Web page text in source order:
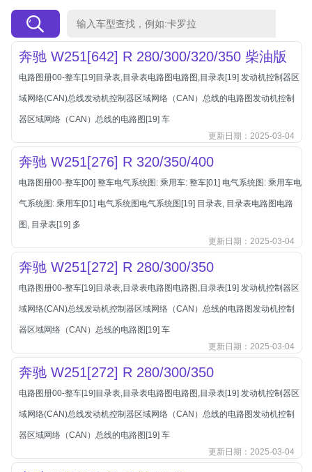
北汽制造
奔腾
奔腾
奔驰
宝沃
宝骏
宝骏
宾利
本田
本田-广州本田
本田-海外本田
标致
标致
标致-进口
奔驰 W251[642] R 280/300/320/350 柴油版
电路图册00-整车[19]目录表,目录表电路图电路图,目录表[19] 发动机控制器区
域网络(CAN)总线发动机控制器区域网络（CAN）总线的电路图发动机控制
器区域网络（CAN）总线的电路图[19] 车
更新日期：2025-03-04
奔驰 W251[276] R 320/350/400
电路图册00-整车[00] 整车电气系统图: 乘用车: 整车[01] 电气系统图: 乘用车电
气系统图: 乘用车[01] 电气系统图电气系统图[19] 目录表, 目录表电路图电路
图, 目录表[19] 多
更新日期：2025-03-04
奔驰 W251[272] R 280/300/350
电路图册00-整车[19]目录表,目录表电路图电路图,目录表[19] 发动机控制器区
域网络(CAN)总线发动机控制器区域网络（CAN）总线的电路图发动机控制
器区域网络（CAN）总线的电路图[19] 车
更新日期：2025-03-04
奔驰 W251[272] R 280/300/350
电路图册00-整车[19]目录表,目录表电路图电路图,目录表[19] 发动机控制器区
域网络(CAN)总线发动机控制器区域网络（CAN）总线的电路图发动机控制
器区域网络（CAN）总线的电路图[19] 车
更新日期：2025-03-04